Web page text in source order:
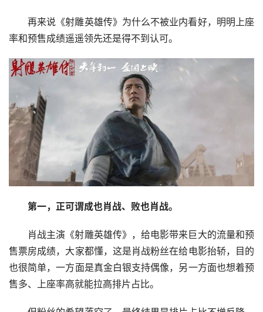
再来说《射雕英雄传》为什么不被业内看好，明明上座
率和预售成绩遥遥领先还是得不到认可。
第一，正可谓成也肖战、败也肖战。
肖战主演《射雕英雄传》，给电影带来巨大的流量和预
售票房成绩，大家都懂，这是肖战粉丝在给电影抬轿，目的
也很简单，一方面是真金白银支持偶像，另一方面也想着预
售多、上座率高就能拉高排片占比。